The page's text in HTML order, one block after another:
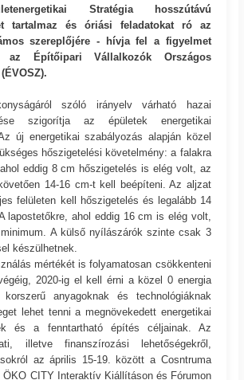
Stratégia hosszútávú
tartalmaz és óriási feladatokat ró az
szereplőjére - hívja fel a figyelmet
az Építőipari Vállalkozók Országos
szóló irányelv várható hazai
szigorítja az épületek energetikai
új energetikai szabályozás alapján közel
hőszigetelési követelmény: a falakra
eddig 8 cm hőszigetelés is elég volt, az
14-16 cm-t kell beépíteni. Az aljzat
felületen kell hőszigetelés és legalább 14
lapostetőkre, ahol eddig 16 cm is elég volt,
A külső nyílászárók szinte csak 3
készülhetnek.
mértékét is folyamatosan csökkenteni
2020-ig el kell érni a közel 0 energia
anyagoknak és technológiáknak
lehet tenni a megnövekedett energetikai
és a fenntartható építés céljainak. Az
illetve finanszírozási lehetőségekről,
az április 15-19. között a Cosntruma
CITY Interaktív Kiállításon és Fórumon